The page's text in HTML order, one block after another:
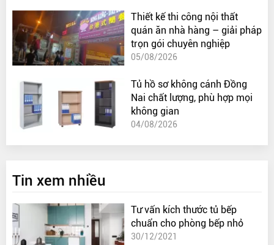
Thiết kế thi công nội thất
quán ăn nhà hàng – giải pháp
trọn gói chuyên nghiệp
05/08/2026
Tủ hồ sơ không cánh Đồng
Nai chất lượng, phù hợp mọi
không gian
04/08/2026
Tin xem nhiều
Tư vấn kích thước tủ bếp
chuẩn cho phòng bếp nhỏ
30/12/2021